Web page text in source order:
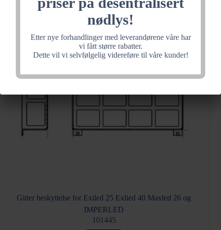
nødlys!
Etter nye forhandlinger med leverandørene våre har
vi fått større rabatter.
Dette vil vi selvfølgelig videreføre til våre kunder!
Gitter beskyttelse for Exiled 25 Exlied 40 Maxled 26 og
IMPERLED
101445